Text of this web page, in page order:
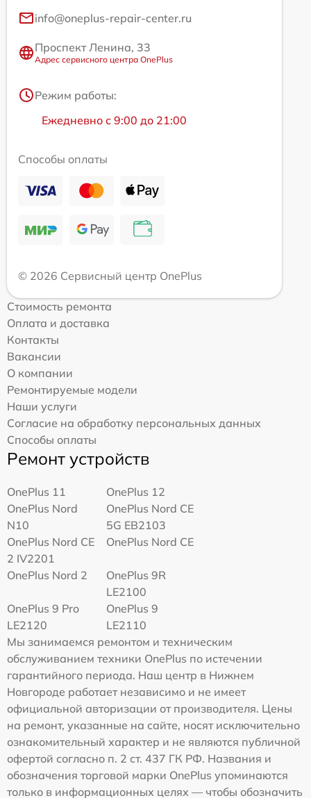
info@oneplus-repair-center.ru
Проспект Ленина, 33
Адрес сервисного центра OnePlus
Режим работы:
Ежедневно с 9:00 до 21:00
Способы оплаты
© 2026 Сервисный центр OnePlus
Стоимость ремонта
Оплата и доставка
Контакты
Вакансии
О компании
Ремонтируемые модели
Наши услуги
Согласие на обработку персональных данных
Способы оплаты
Ремонт устройств
OnePlus 11
OnePlus 12
OnePlus Nord
N10
OnePlus Nord CE
5G EB2103
OnePlus Nord CE
2 IV2201
OnePlus Nord CE
OnePlus Nord 2
OnePlus 9R
LE2100
OnePlus 9 Pro
LE2120
OnePlus 9
LE2110
Мы занимаемся ремонтом и техническим
обслуживанием техники OnePlus по истечении
гарантийного периода. Наш центр в Нижнем
Новгороде работает независимо и не имеет
официальной авторизации от производителя. Цены
на ремонт, указанные на сайте, носят исключительно
ознакомительный характер и не являются публичной
офертой согласно п. 2 ст. 437 ГК РФ. Названия и
обозначения торговой марки OnePlus упоминаются
только в информационных целях — чтобы обозначить